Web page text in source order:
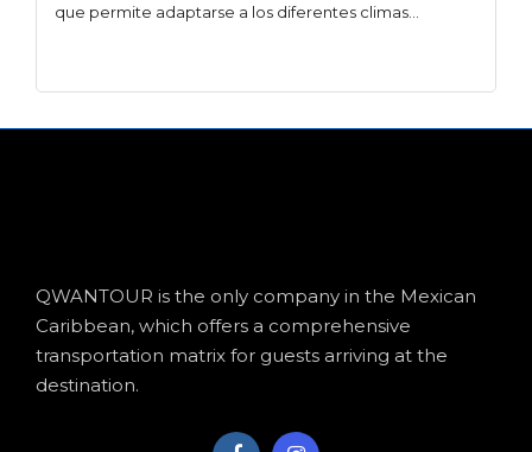
que permite adaptarse a los diferentes climas…
QWANTOUR is the only company in the Mexican
Caribbean, which offers a comprehensive
transportation matrix for guests arriving at the
destination.